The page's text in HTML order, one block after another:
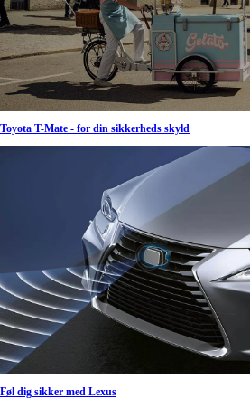
Toyota T-Mate - for din sikkerheds skyld
Føl dig sikker med Lexus